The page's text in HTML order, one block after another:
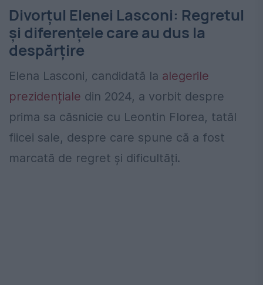
Divorțul Elenei Lasconi: Regretul
și diferențele care au dus la
despărțire
Elena Lasconi, candidată la alegerile
prezidențiale din 2024, a vorbit despre
prima sa căsnicie cu Leontin Florea, tatăl
fiicei sale, despre care spune că a fost
marcată de regret și dificultăți.